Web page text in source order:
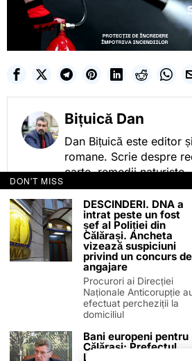
Bițuică Dan
Dan Bițuică este editor
romane. Scrie despre
carte, remedii naturiste,
cotidian politic, sport și
subiectele într-un stil
spre informare.
Prin activitatea sa
ofere cititorilor conținut
relevant, adaptat
TERMENI ȘI CONDIȚII
DON'T MISS
DESCINDERI. DNA a
intrat peste un fost
șef al Poliției din
Călărași. Ancheta
vizează suspiciuni
privind un concurs de
angajare
Procurori ai Direcției
Naționale Anticorupție
efectuat percheziții la
domiciliul
Bani europeni pentru
Călărași: Prefectul
Laurențiu State anunță